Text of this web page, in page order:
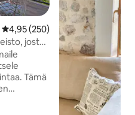
Keskimääräinen arvio 4,95/5,
4,95 (250)
josta
Tämä